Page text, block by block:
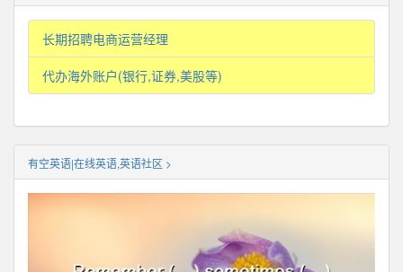
长期招聘电商运营经理
代办海外账户(银行,证券,美股等)
有空英语|在线英语,英语社区 >